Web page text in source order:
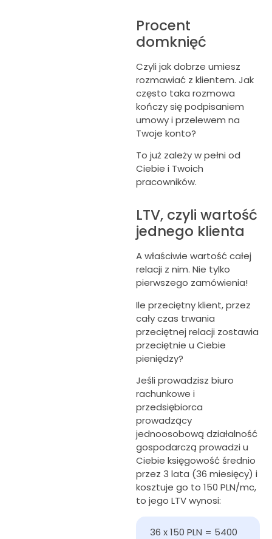
Procent
domknięć
Czyli jak dobrze umiesz
rozmawiać z klientem. Jak
często taka rozmowa
kończy się podpisaniem
umowy i przelewem na
Twoje konto?
To już zależy w pełni od
Ciebie i Twoich
pracowników.
LTV, czyli wartość
jednego klienta
A właściwie wartość całej
relacji z nim. Nie tylko
pierwszego zamówienia!
Ile przeciętny klient, przez
cały czas trwania
przeciętnej relacji zostawia
przeciętnie u Ciebie
pieniędzy?
Jeśli prowadzisz biuro
rachunkowe i
przedsiębiorca
prowadzący
jednoosobową działalność
gospodarczą prowadzi u
Ciebie księgowość średnio
przez 3 lata (36 miesięcy) i
kosztuje go to 150 PLN/mc,
to jego LTV wynosi:
36 x 150 PLN = 5400